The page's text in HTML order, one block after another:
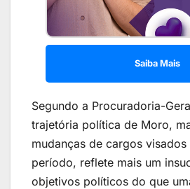
Saiba Mais
Segundo a Procuradoria-
trajetória política de Moro,
mudanças de cargos visados
período, reflete mais um
objetivos políticos do que